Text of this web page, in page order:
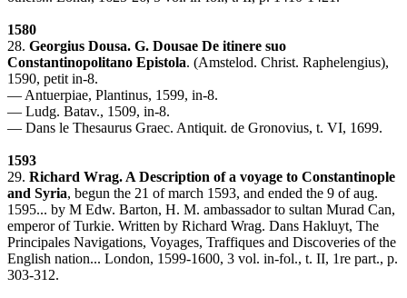
1580
28. Georgius Dousa. G. Dousae De itinere suo
Constantinopolitano Epistola. (Amstelod. Christ. Raphelengius),
1590, petit in-8.
— Antuerpiae, Plantinus, 1599, in-8.
— Ludg. Batav., 1509, in-8.
— Dans le Thesaurus Graec. Antiquit. de Gronovius, t. VI, 1699.
1593
29. Richard Wrag. A Description of a voyage to Constantinople
and Syria, begun the 21 of march 1593, and ended the 9 of aug.
1595... by M Edw. Barton, H. M. ambassador to sultan Murad Can,
emperor of Turkie. Written by Richard Wrag. Dans Hakluyt, The
Principales Navigations, Voyages, Traffiques and Discoveries of the
English nation... London, 1599-1600, 3 vol. in-fol., t. II, 1re part., p.
303-312.